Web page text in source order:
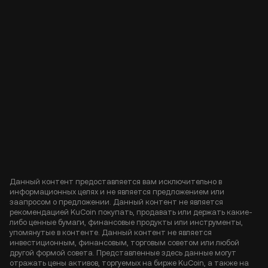
Данный контент предоставляется вам исключительно в
информационных целях и не является предложением или
заапросом о предложении. Данный контент не является
рекомендацией KuCoin покупать, продавать или держать какие-
либо ценные бумаги, финансовые продукты или инструменты,
упомянутые в контенте. Данный контент не является
инвестиционным, финансовым, торговым советом или любой
другой формой совета. Представленные здесь данные могут
отражать цены активов, торгуемых на бирже KuCoin, а также на